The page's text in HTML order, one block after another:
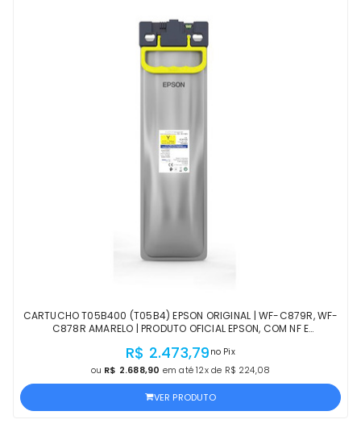
CARTUCHO T05B400 (T05B4) EPSON ORIGINAL | WF-C879R, WF-
C878R AMARELO | PRODUTO OFICIAL EPSON, COM NF E
R$ 2.473,79 no Pix
ou R$ 2.688,90 em até 12x de R$ 224,08
VER PRODUTO